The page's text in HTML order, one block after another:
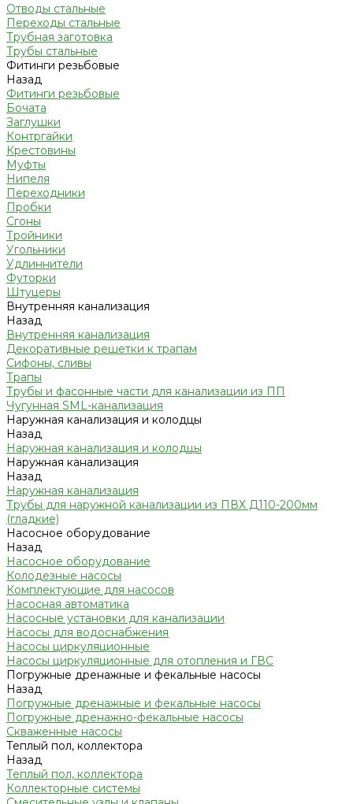
Отводы стальные
Переходы стальные
Трубная заготовка
Трубы стальные
Фитинги резьбовые
Назад
Фитинги резьбовые
Бочата
Заглушки
Контргайки
Крестовины
Муфты
Нипеля
Переходники
Пробки
Сгоны
Тройники
Угольники
Удлиннители
Футорки
Штуцеры
Внутренняя канализация
Назад
Внутренняя канализация
Декоративные решетки к трапам
Сифоны, сливы
Трапы
Трубы и фасонные части для канализации из ПП
Чугунная SML-канализация
Наружная канализация и колодцы
Назад
Наружная канализация и колодцы
Наружная канализация
Назад
Наружная канализация
Трубы для наружной канализации из ПВХ Д110-200мм
(гладкие)
Насосное оборудование
Назад
Насосное оборудование
Колодезные насосы
Комплектующие для насосов
Насосная автоматика
Насосные установки для канализации
Насосы для водоснабжения
Насосы циркуляционные
Насосы циркуляционные для отопления и ГВС
Погружные дренажные и фекальные насосы
Назад
Погружные дренажные и фекальные насосы
Погружные дренажно-фекальные насосы
Скваженные насосы
Теплый пол, коллектора
Назад
Теплый пол, коллектора
Коллекторные системы